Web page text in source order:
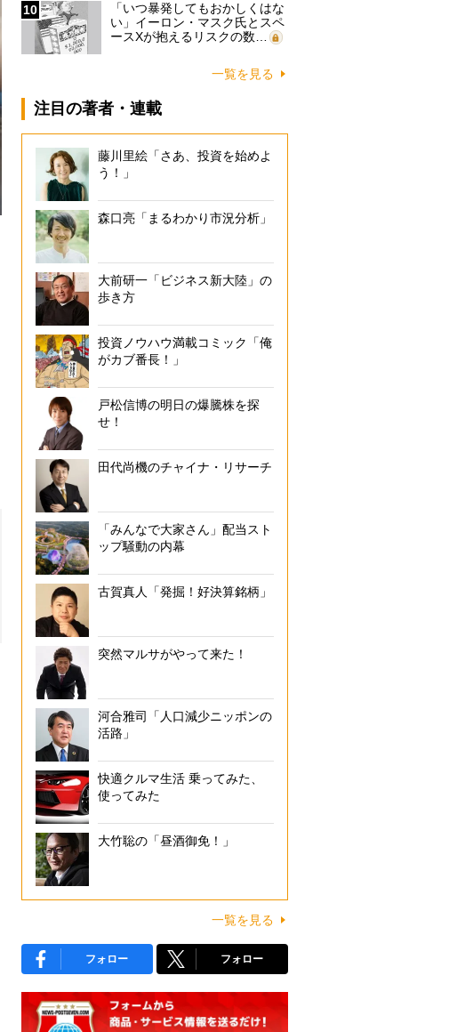
10
「いつ暴発してもおかしくはな
い」イーロン・マスク氏とスペ
ースXが抱えるリスクの数…
一覧を見る
注目の著者・連載
藤川里絵「さあ、投資を始めよ
う！」
森口亮「まるわかり市況分析」
大前研一「ビジネス新大陸」の
歩き方
投資ノウハウ満載コミック「俺
がカブ番長！」
戸松信博の明日の爆騰株を探
せ！
田代尚機のチャイナ・リサーチ
「みんなで大家さん」配当スト
ップ騒動の内幕
古賀真人「発掘！好決算銘柄」
突然マルサがやって来た！
河合雅司「人口減少ニッポンの
活路」
快適クルマ生活 乗ってみた、
使ってみた
大竹聡の「昼酒御免！」
一覧を見る
フォロー フォロー